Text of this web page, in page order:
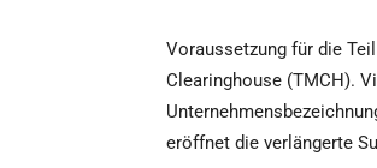
Voraussetzung für die
Clearinghouse (TMCH).
eröffnet die verlängerte